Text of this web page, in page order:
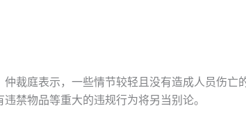
裁庭表示，一些情节较轻且没有造成人员伤亡
禁物品等重大的违规行为将另当别论。